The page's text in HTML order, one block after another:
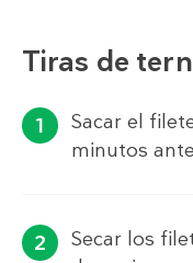
Tiras de
Sacar el
minutos
Secar los